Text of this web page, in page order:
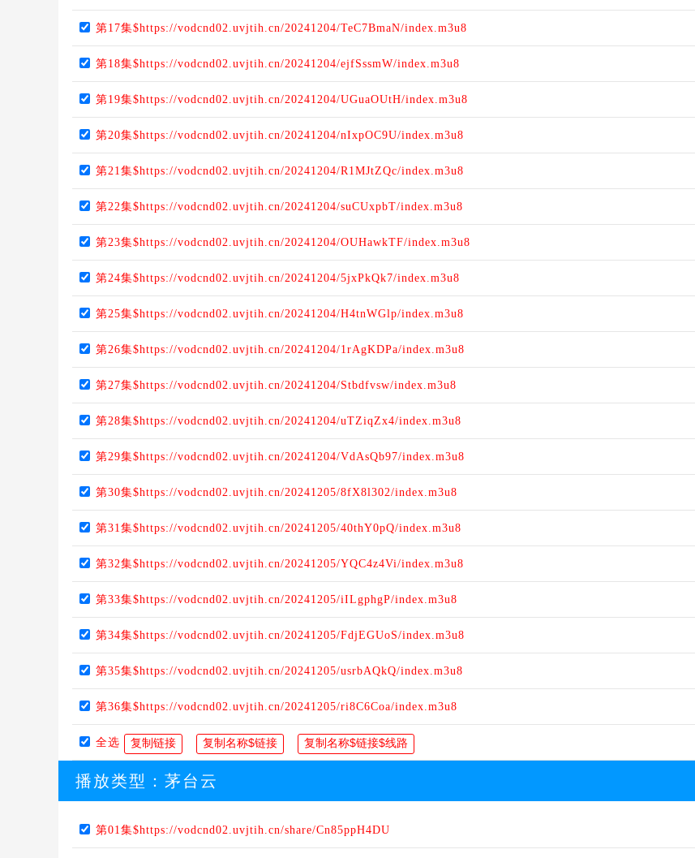
第17集$https://vodcnd02.uvjtih.cn/20241204/TeC7BmaN/index.m3u8
第18集$https://vodcnd02.uvjtih.cn/20241204/ejfSssmW/index.m3u8
第19集$https://vodcnd02.uvjtih.cn/20241204/UGuaOUtH/index.m3u8
第20集$https://vodcnd02.uvjtih.cn/20241204/nIxpOC9U/index.m3u8
第21集$https://vodcnd02.uvjtih.cn/20241204/R1MJtZQc/index.m3u8
第22集$https://vodcnd02.uvjtih.cn/20241204/suCUxpbT/index.m3u8
第23集$https://vodcnd02.uvjtih.cn/20241204/OUHawkTF/index.m3u8
第24集$https://vodcnd02.uvjtih.cn/20241204/5jxPkQk7/index.m3u8
第25集$https://vodcnd02.uvjtih.cn/20241204/H4tnWGlp/index.m3u8
第26集$https://vodcnd02.uvjtih.cn/20241204/1rAgKDPa/index.m3u8
第27集$https://vodcnd02.uvjtih.cn/20241204/Stbdfvsw/index.m3u8
第28集$https://vodcnd02.uvjtih.cn/20241204/uTZiqZx4/index.m3u8
第29集$https://vodcnd02.uvjtih.cn/20241204/VdAsQb97/index.m3u8
第30集$https://vodcnd02.uvjtih.cn/20241205/8fX8l302/index.m3u8
第31集$https://vodcnd02.uvjtih.cn/20241205/40thY0pQ/index.m3u8
第32集$https://vodcnd02.uvjtih.cn/20241205/YQC4z4Vi/index.m3u8
第33集$https://vodcnd02.uvjtih.cn/20241205/iILgphgP/index.m3u8
第34集$https://vodcnd02.uvjtih.cn/20241205/FdjEGUoS/index.m3u8
第35集$https://vodcnd02.uvjtih.cn/20241205/usrbAQkQ/index.m3u8
第36集$https://vodcnd02.uvjtih.cn/20241205/ri8C6Coa/index.m3u8
全选
播放类型： 茅台云
第01集$https://vodcnd02.uvjtih.cn/share/Cn85ppH4DU